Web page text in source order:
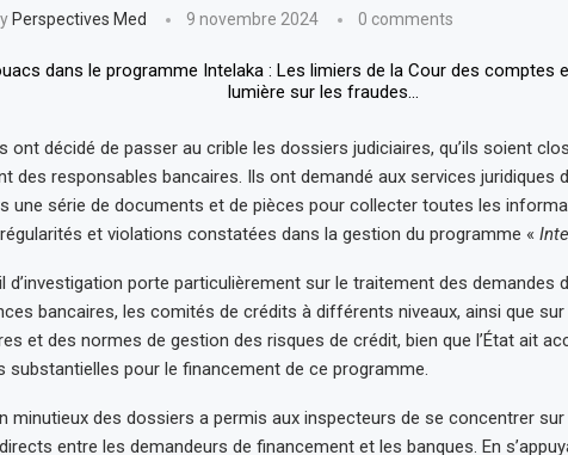
Perspectives Med 9 novembre 2024 0 comments
ont décidé de passer au crible les dossiers judiciaires, qu’ils soient
des responsables bancaires. Ils ont demandé aux services juridiques
une série de documents et de pièces pour collecter toutes les
et violations constatées dans la gestion du programme «
d’investigation porte particulièrement sur le traitement des demandes
bancaires, les comités de crédits à différents niveaux, ainsi que
et des normes de gestion des risques de crédit, bien que l’État ait
substantielles pour le financement de ce programme.
minutieux des dossiers a permis aux inspecteurs de se concentrer
entre les demandeurs de financement et les banques. En